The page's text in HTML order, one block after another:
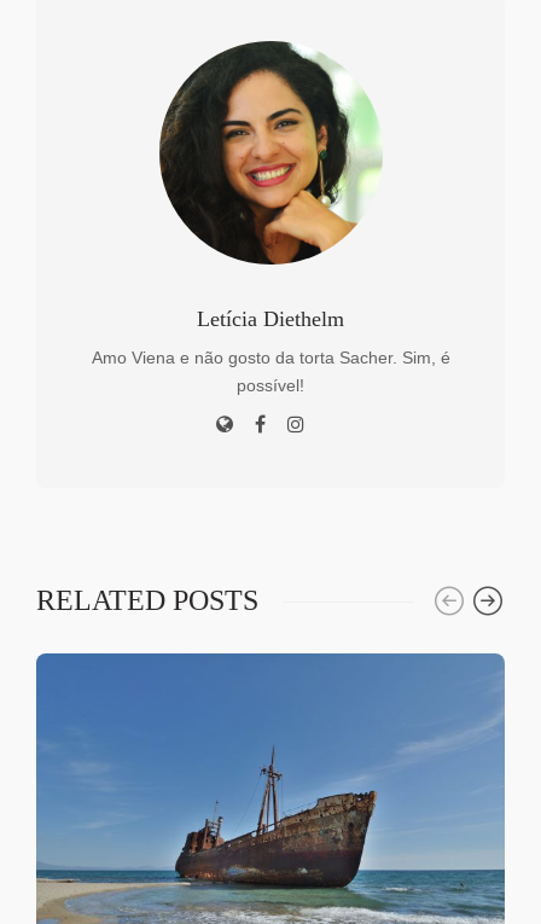
Letícia Diethelm
Amo Viena e não gosto da torta Sacher. Sim, é
possível!
RELATED POSTS